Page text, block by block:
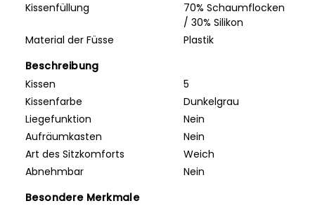
Kissenfüllung
70% Schaumflocken
/ 30% Silikon
Material der Füsse
Plastik
Beschreibung
Kissen
5
Kissenfarbe
Dunkelgrau
Liegefunktion
Nein
Aufräumkasten
Nein
Art des Sitzkomforts
Weich
Abnehmbar
Nein
Besondere Merkmale